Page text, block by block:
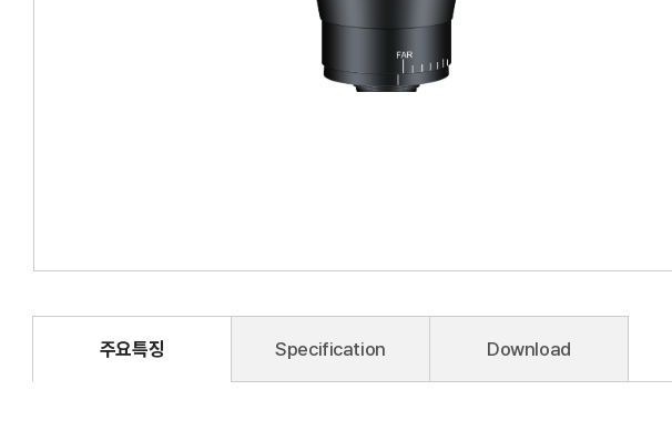
주요특징 Specification Download